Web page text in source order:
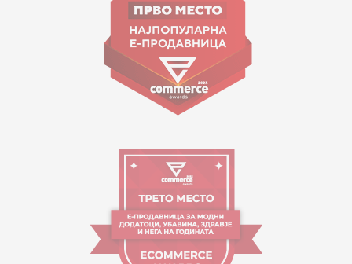
contact@mytime.mk
Orari i punës:
09:00 - 17:00